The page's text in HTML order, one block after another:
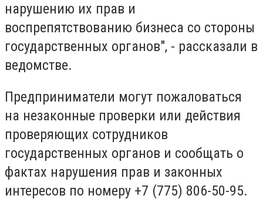
нарушению их прав и
воспрепятствованию бизнеса со стороны
государственных органов", - рассказали в
ведомстве.
Предприниматели могут пожаловаться
на незаконные проверки или действия
проверяющих сотрудников
государственных органов и сообщать о
фактах нарушения прав и законных
интересов по номеру +7 (775) 806-50-95.